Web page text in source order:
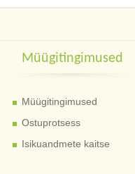
Müügitingimused
Müügitingimused
Ostuprotsess
Isikuandmete kaitse